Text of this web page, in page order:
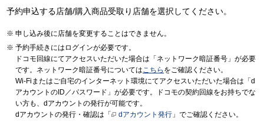
予約申込する店舗/購入商品受取り店舗を選択してください。
申し込み後に店舗を変更することはできません。
予約手続きにはログインが必要です。
ドコモ回線にてアクセスいただいた場合は「ネットワーク暗証番号」が必要
です。ネットワーク暗証番号についてはこちら をご確認ください。
Wi-Fiまたはご自宅のインターネット環境にてアクセスいただいた場合は「d
アカウントのID／パスワード」が必要です。ドコモの契約回線をお持ちでな
い方も、dアカウントの発行が可能です。
dアカウントの発行・確認は「
dアカウント発行 」でご確認ください。